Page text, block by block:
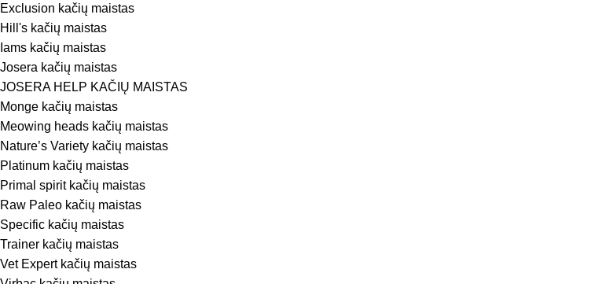
Exclusion kačių maistas
Hill's kačių maistas
Iams kačių maistas
Josera kačių maistas
JOSERA HELP KAČIŲ MAISTAS
Monge kačių maistas
Meowing heads kačių maistas
Nature’s Variety kačių maistas
Platinum kačių maistas
Primal spirit kačių maistas
Raw Paleo kačių maistas
Specific kačių maistas
Trainer kačių maistas
Vet Expert kačių maistas